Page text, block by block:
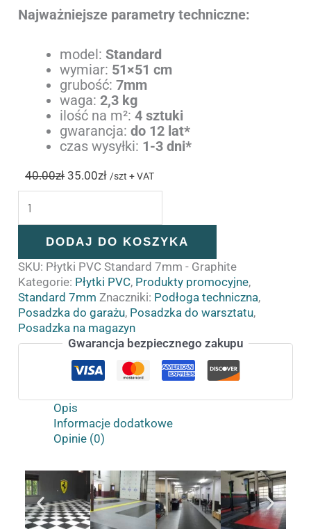
Najważniejsze parametry techniczne:
model:Standard
wymiar: 51×51 cm
grubość:7mm
waga:2,3 kg
ilość na m²:4 sztuki
gwarancja:do 12 lat*
czas wysyłki: 1-3 dni*
40.00zł 35.00zł /szt + VAT
DODAJ DO KOSZYKA
SKU: Płytki PVC Standard 7mm - Graphite
Kategorie: Płytki PVC, Produkty promocyjne,
Standard 7mm Znaczniki: Podłoga techniczna,
Posadzka do garażu, Posadzka do warsztatu,
Posadzka na magazyn
Gwarancja bezpiecznego zakupu
Opis
Informacje dodatkowe
Opinie (0)